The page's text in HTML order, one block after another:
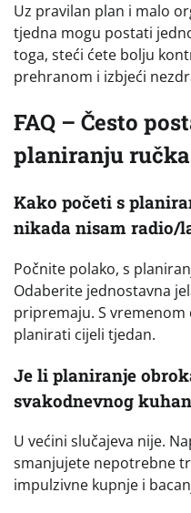
Uz pravilan plan i malo
tjedna mogu postati
toga, steći ćete bolju
prehranom i izbjeći
FAQ – Često
planiranju ručka
Kako početi s
nikada nisam radio/
Počnite polako, s
Odaberite jednostavna
pripremaju. S
planirati cijeli tjedan.
Je li planiranje
svakodnevnog
U većini slučajeva nije.
smanjujete nepotrebne
impulzivne kupnje i